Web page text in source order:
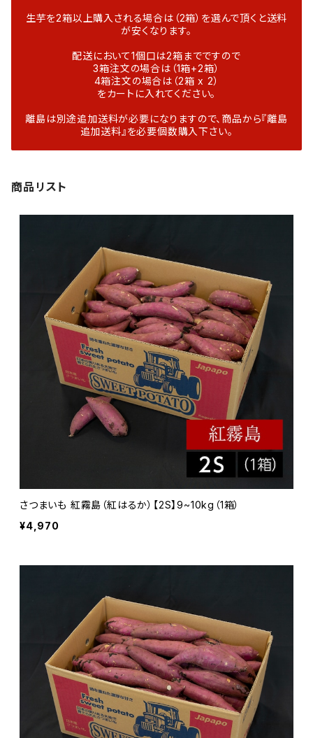
生芋を2箱以上購入される場合は（2箱）を選んで頂くと送料
が安くなります。
配送において1個口は2箱までですので
3箱注文の場合は（1箱+2箱）
4箱注文の場合は（2箱 x 2）
をカートに入れてください。
離島は別途追加送料が必要になりますので、商品から『離島
追加送料』を必要個数購入下さい。
商品リスト
さつまいも 紅霧島（紅はるか）【2S】9~10kg（1箱）
¥4,970